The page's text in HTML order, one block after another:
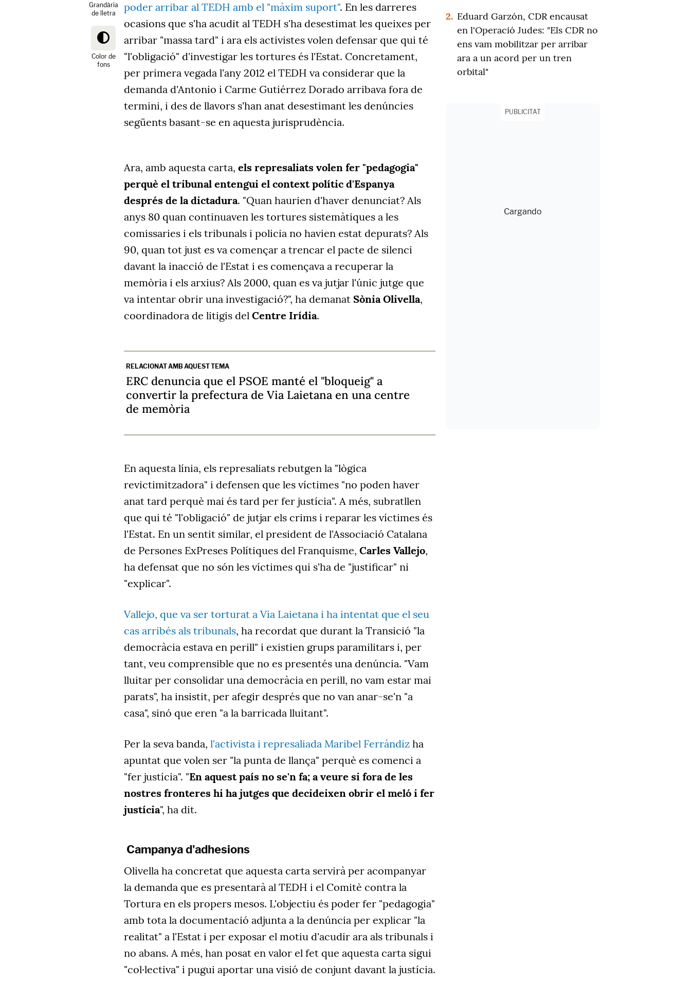
Grandària
de lletra
Color de
fons
poder arribar al TEDH amb el "màxim suport". En les darreres
ocasions que s'ha acudit al TEDH s'ha desestimat les queixes per
arribar "massa tard" i ara els activistes volen defensar que qui té
"l'obligació" d'investigar les tortures és l'Estat. Concretament,
per primera vegada l'any 2012 el TEDH va considerar que la
demanda d'Antonio i Carme Gutiérrez Dorado arribava fora de
termini, i des de llavors s'han anat desestimant les denúncies
següents basant-se en aquesta jurisprudència.
Ara, amb aquesta carta, els represaliats volen fer "pedagogia"
perquè el tribunal entengui el context polític d'Espanya
després de la dictadura. "Quan haurien d'haver denunciat? Als
anys 80 quan continuaven les tortures sistemàtiques a les
comissaries i els tribunals i policia no havien estat depurats? Als
90, quan tot just es va començar a trencar el pacte de silenci
davant la inacció de l'Estat i es començava a recuperar la
memòria i els arxius? Als 2000, quan es va jutjar l'únic jutge que
va intentar obrir una investigació?", ha demanat Sònia Olivella,
coordinadora de litigis del Centre Irídia.
RELACIONAT AMB AQUEST TEMA
ERC denuncia que el PSOE manté el "bloqueig" a
convertir la prefectura de Via Laietana en una centre
de memòria
En aquesta línia, els represaliats rebutgen la "lògica
revictimitzadora" i defensen que les víctimes "no poden haver
anat tard perquè mai és tard per fer justícia". A més, subratllen
que qui té "l'obligació" de jutjar els crims i reparar les víctimes és
l'Estat. En un sentit similar, el president de l'Associació Catalana
de Persones ExPreses Polítiques del Franquisme, Carles Vallejo,
ha defensat que no són les víctimes qui s'ha de "justificar" ni
"explicar".
Vallejo, que va ser torturat a Via Laietana i ha intentat que el seu
cas arribés als tribunals, ha recordat que durant la Transició "la
democràcia estava en perill" i existien grups paramilitars i, per
tant, veu comprensible que no es presentés una denúncia. "Vam
lluitar per consolidar una democràcia en perill, no vam estar mai
parats", ha insistit, per afegir després que no van anar-se'n "a
casa", sinó que eren "a la barricada lluitant".
Per la seva banda, l'activista i represaliada Maribel Ferrándiz ha
apuntat que volen ser "la punta de llança" perquè es comenci a
"fer justícia". "En aquest país no se'n fa; a veure si fora de les
nostres fronteres hi ha jutges que decideixen obrir el meló i fer
justícia", ha dit.
Campanya d'adhesions
Olivella ha concretat que aquesta carta servirà per acompanyar
la demanda que es presentarà al TEDH i el Comitè contra la
Tortura en els propers mesos. L'objectiu és poder fer "pedagogia"
amb tota la documentació adjunta a la denúncia per explicar "la
realitat" a l'Estat i per exposar el motiu d'acudir ara als tribunals i
no abans. A més, han posat en valor el fet que aquesta carta sigui
"col·lectiva" i pugui aportar una visió de conjunt davant la justícia.
2. Eduard Garzón, CDR encausat
en l'Operació Judes: "Els CDR no
ens vam mobilitzar per arribar
ara a un acord per un tren
orbital"
PUBLICITAT